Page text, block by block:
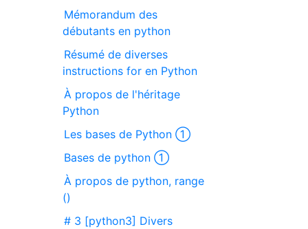
Mémorandum des
débutants en python
Résumé de diverses
instructions for en Python
À propos de l'héritage
Python
Les bases de Python ①
Bases de python ①
À propos de python, range
()
# 3 [python3] Divers